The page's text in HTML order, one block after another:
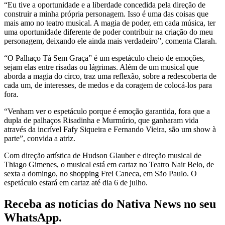
“Eu tive a oportunidade e a liberdade concedida pela direção de
construir a minha própria personagem. Isso é uma das coisas que
mais amo no teatro musical. A magia de poder, em cada música, ter
uma oportunidade diferente de poder contribuir na criação do meu
personagem, deixando ele ainda mais verdadeiro”, comenta Clarah.
“O Palhaço Tá Sem Graça” é um espetáculo cheio de emoções,
sejam elas entre risadas ou lágrimas. Além de um musical que
aborda a magia do circo, traz uma reflexão, sobre a redescoberta de
cada um, de interesses, de medos e da coragem de colocá-los para
fora.
“Venham ver o espetáculo porque é emoção garantida, fora que a
dupla de palhaços Risadinha e Murmúrio, que ganharam vida
através da incrível Fafy Siqueira e Fernando Vieira, são um show à
parte”, convida a atriz.
Com direção artística de Hudson Glauber e direção musical de
Thiago Gimenes, o musical está em cartaz no Teatro Nair Belo, de
sexta a domingo, no shopping Frei Caneca, em São Paulo. O
espetáculo estará em cartaz até dia 6 de julho.
Receba as notícias do Nativa News no seu
WhatsApp.